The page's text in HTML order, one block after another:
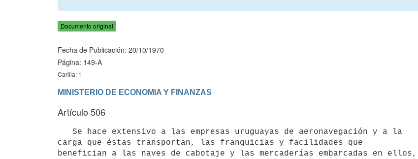
Documento original
Fecha de Publicación: 20/10/1970
Página: 149-A
Carilla: 1
MINISTERIO DE ECONOMIA Y FINANZAS
Artículo 506
carga que éstas transportan, las franquicias y facilidades que
benefician a las naves de cabotaje y las mercaderías embarcadas en ellos,